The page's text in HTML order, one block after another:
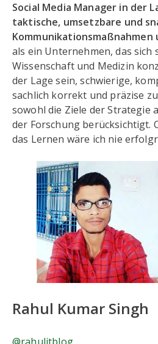
Social Media Manager in der
taktische, umsetzbare und
Kommunikationsmaßnahmen
als ein Unternehmen, das sich
Wissenschaft und Medizin
der Lage sein, schwierige,
sachlich korrekt und präzise
sowohl die Ziele der Strategie
der Forschung berücksichtigt.
das Lernen wäre ich nie
Rahul Kumar Singh